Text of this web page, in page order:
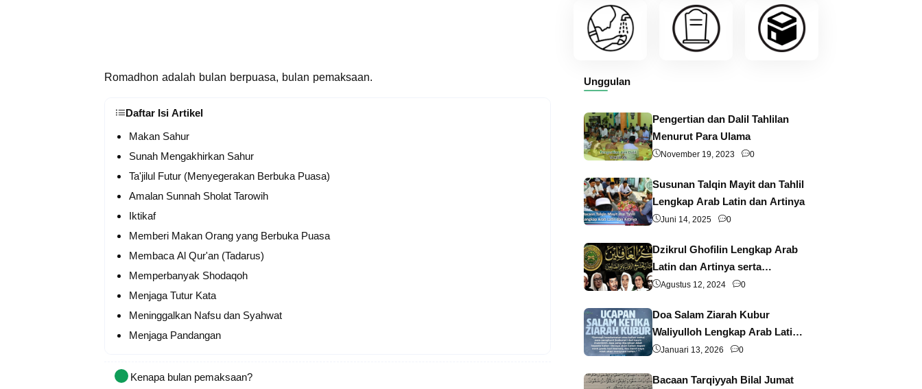
Romadhon adalah bulan berpuasa, bulan pemaksaan.
Daftar Isi Artikel
Makan Sahur
Sunah Mengakhirkan Sahur
Ta'jilul Futur (Menyegerakan Berbuka Puasa)
Amalan Sunnah Sholat Tarowih
Iktikaf
Memberi Makan Orang yang Berbuka Puasa
Membaca Al Qur'an (Tadarus)
Memperbanyak Shodaqoh
Menjaga Tutur Kata
Meninggalkan Nafsu dan Syahwat
Menjaga Pandangan
Kenapa bulan pemaksaan?
Unggulan
Pengertian dan Dalil Tahlilan
Menurut Para Ulama
November 19, 2023 0
Susunan Talqin Mayit dan Tahlil
Lengkap Arab Latin dan Artinya
Juni 14, 2025 0
Dzikrul Ghofilin Lengkap Arab
Latin dan Artinya serta
Pengertian dan Keutamaannya
Agustus 12, 2024 0
Doa Salam Ziarah Kubur
Waliyulloh Lengkap Arab Latin
dan Artinya
Januari 13, 2026 0
Bacaan Tarqiyyah Bilal Jumat